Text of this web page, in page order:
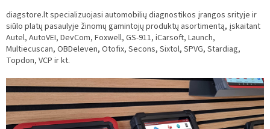
diagstore.lt specializuojasi automobilių diagnostikos įrangos srityje ir
siūlo platų pasaulyje žinomų gamintojų produktų asortimentą, įskaitant
Autel, AutoVEI, DevCom, Foxwell, GS-911, iCarsoft, Launch,
Multiecuscan, OBDeleven, Otofix, Secons, Sixtol, SPVG, Stardiag,
Topdon, VCP ir kt.